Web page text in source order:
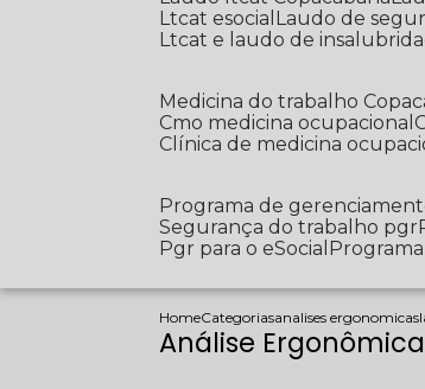
Ltcat esocial
Laudo de
Ltcat e laudo de
Medicina do trabalho
Cmo medicina ocupacional
Clínica de medicina
Programa de
Segurança do trabalho pgr
Pgr para o eSocial
HomeCategoriasanalises ergonomicas
Análise